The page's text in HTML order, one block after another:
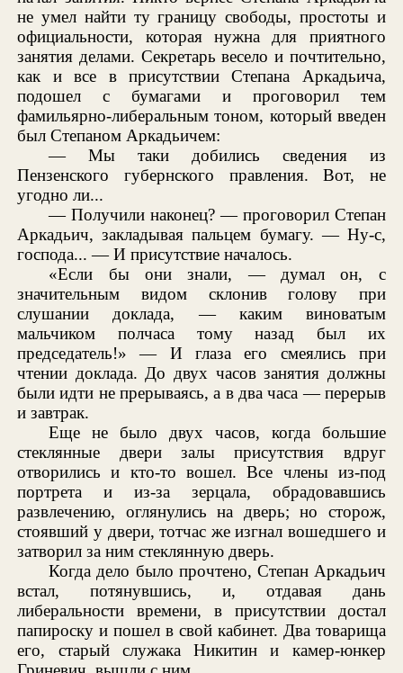
не умел найти ту границу свободы, простоты и
официальности, которая нужна для приятного
занятия делами. Секретарь весело и почтительно,
как и все в присутствии Степана Аркадьича,
подошел с бумагами и проговорил тем
фамильярно-либеральным тоном, который введен
был Степаном Аркадьичем:
— Мы таки добились сведения из
Пензенского губернского правления. Вот, не
угодно ли...
— Получили наконец? — проговорил Степан
Аркадьич, закладывая пальцем бумагу. — Ну-с,
господа... — И присутствие началось.
«Если бы они знали, — думал он, с
значительным видом склонив голову при
слушании доклада, — каким виноватым
мальчиком полчаса тому назад был их
председатель!» — И глаза его смеялись при
чтении доклада. До двух часов занятия должны
были идти не прерываясь, а в два часа — перерыв
и завтрак.
Еще не было двух часов, когда большие
стеклянные двери залы присутствия вдруг
отворились и кто-то вошел. Все члены из-под
портрета и из-за зерцала, обрадовавшись
развлечению, оглянулись на дверь; но сторож,
стоявший у двери, тотчас же изгнал вошедшего и
затворил за ним стеклянную дверь.
Когда дело было прочтено, Степан Аркадьич
встал, потянувшись, и, отдавая дань
либеральности времени, в присутствии достал
папироску и пошел в свой кабинет. Два товарища
его, старый служака Никитин и камер-юнкер